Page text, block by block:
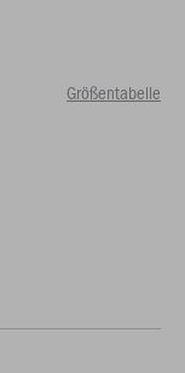
Größentabelle